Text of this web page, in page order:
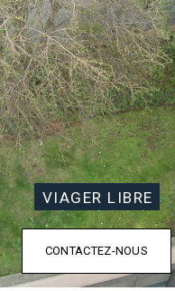
VIAGER LIBRE
CONTACTEZ-NOUS